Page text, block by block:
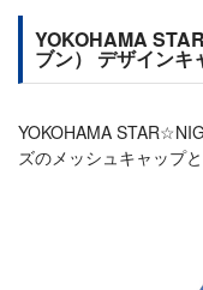
YOKOHAMA
ブン） デザインキ
YOKOHAMA
ズのメッシュキャップ